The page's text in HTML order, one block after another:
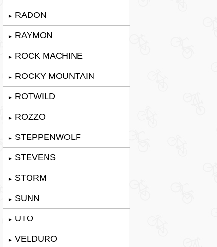
► RADON
► RAYMON
► ROCK MACHINE
► ROCKY MOUNTAIN
► ROTWILD
► ROZZO
► STEPPENWOLF
► STEVENS
► STORM
► SUNN
► UTO
► VELDURO